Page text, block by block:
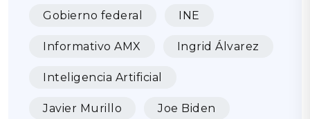
Gobierno federal INE
Informativo AMX Ingrid Álvarez
Inteligencia Artificial
Javier Murillo Joe Biden